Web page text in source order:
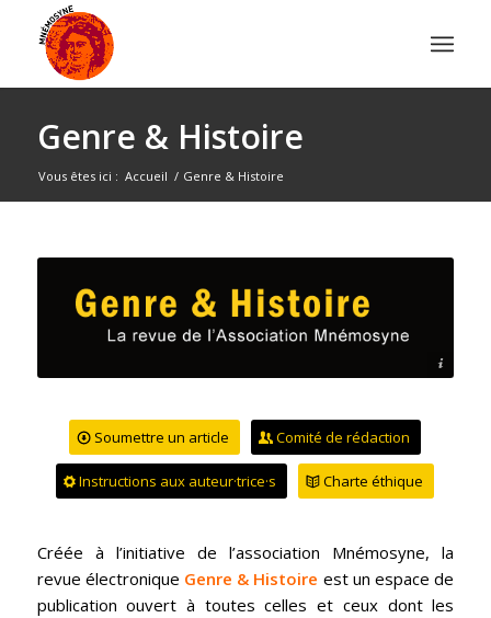
Genre & Histoire
Vous êtes ici : Accueil / Genre & Histoire
Soumettre un article Comité de rédaction
Instructions aux auteur·trice·s Charte éthique
Créée à l’initiative de l’association Mnémosyne, la
revue électronique Genre & Histoire est un espace de
publication ouvert à toutes celles et ceux dont les